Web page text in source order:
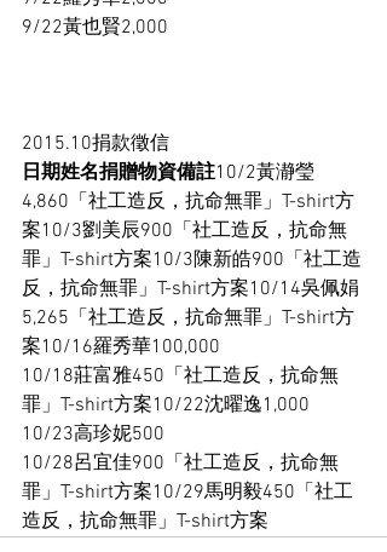
9/22黃也賢2,000
2015.10捐款徵信
日期姓名捐贈物資備註10/2黃瀞瑩
4,860「社工造反，抗命無罪」T-shirt方
案10/3劉美辰900「社工造反，抗命無
罪」T-shirt方案10/3陳新皓900「社工造
反，抗命無罪」T-shirt方案10/14吳佩娟
5,265「社工造反，抗命無罪」T-shirt方
案10/16羅秀華100,000
10/18莊富雅450「社工造反，抗命無
罪」T-shirt方案10/22沈曜逸1,000
10/23高珍妮500
10/28呂宜佳900「社工造反，抗命無
罪」T-shirt方案10/29馬明毅450「社工
造反，抗命無罪」T-shirt方案